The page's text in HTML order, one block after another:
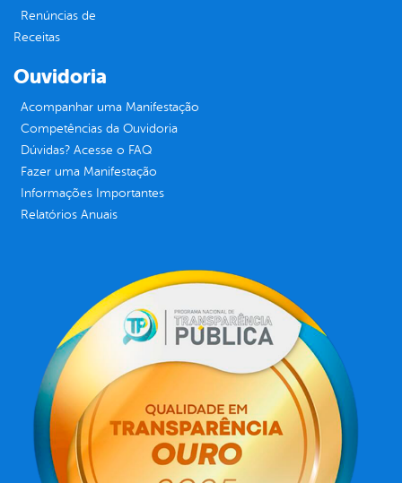
Renúncias de
Receitas
Ouvidoria
Acompanhar uma Manifestação
Competências da Ouvidoria
Dúvidas? Acesse o FAQ
Fazer uma Manifestação
Informações Importantes
Relatórios Anuais